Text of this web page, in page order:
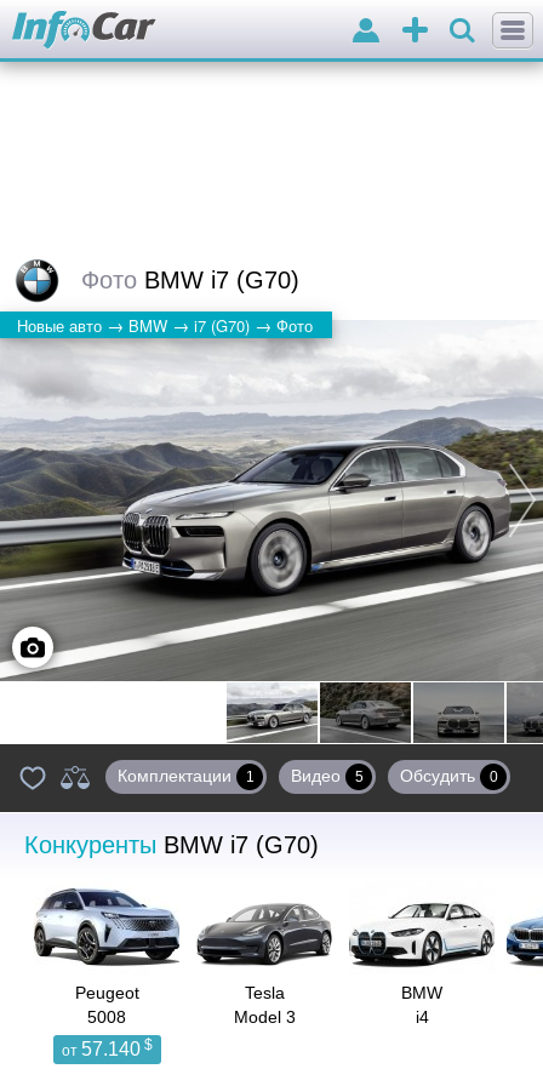
Добавить
объявление
Войти
Фото BMW i7 (G70)
Новые авто → BMW → i7 (G70) → Фото
Фото
Комплектации 1 Видео 5 Обсудить 0
Конкуренты BMW i7 (G70)
Peugeot
5008
от 57.140 $
Tesla
Model 3
BMW
i4